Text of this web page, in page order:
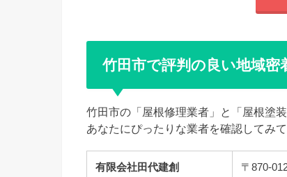
竹田市で評判の良い地域密
竹田市の「屋根修理業者」と「屋根塗
あなたにぴったりな業者を確認してみて
有限会社田代建創 〒870-